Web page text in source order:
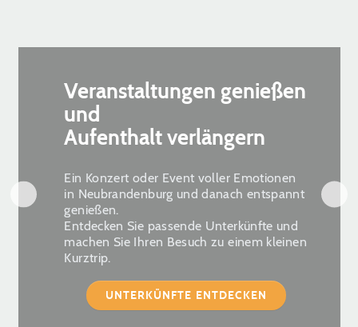
Veranstaltungen genießen
und
Aufenthalt verlängern
Ein Konzert oder Event voller Emotionen
in Neubrandenburg und danach entspannt
genießen.
Entdecken Sie passende Unterkünfte und
machen Sie Ihren Besuch zu einem kleinen
Kurztrip.
UNTERKÜNFTE ENTDECKEN